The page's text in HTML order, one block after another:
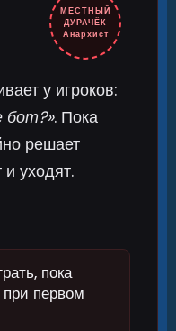
МЕСТНЫЙ
ДУРАЧЁК
Анархист
у игроков:
бот?». Пока
решает
уходят.
пока
первом